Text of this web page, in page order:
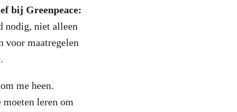
bij Greenpeace:
nodig, niet alleen
voor maatregelen
me heen.
leren om